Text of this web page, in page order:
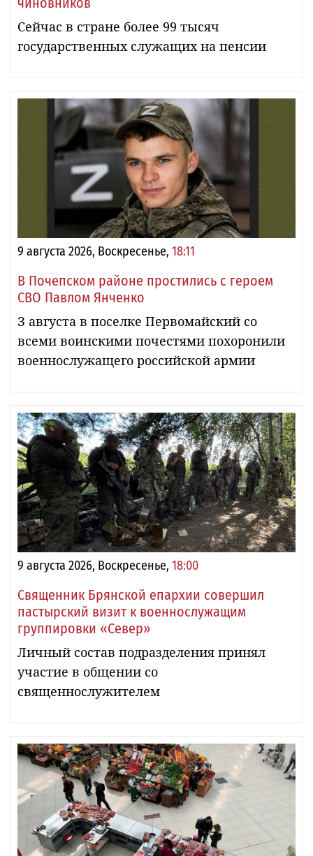
Сейчас в стране более 99 тысяч
государственных служащих на пенсии
9 августа 2026, Воскресенье, 18:11
В Почепском районе простились с героем
СВО Павлом Янченко
З августа в поселке Первомайский со
всеми воинскими почестями похоронили
военнослужащего российской армии
9 августа 2026, Воскресенье, 18:00
Священник Брянской епархии совершил
пастырский визит к военнослужащим
группировки «Север»
Личный состав подразделения принял
участие в общении со
священнослужителем